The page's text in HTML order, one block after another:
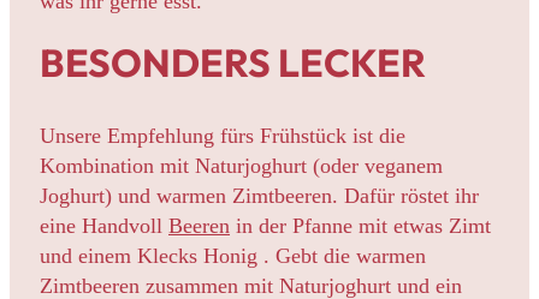
BESONDERS LECKER
Unsere Empfehlung fürs Frühstück ist die
Kombination mit Naturjoghurt (oder veganem
Joghurt) und warmen Zimtbeeren. Dafür röstet ihr
eine Handvoll Beeren in der Pfanne mit etwas Zimt
und einem Klecks Honig . Gebt die warmen
Zimtbeeren zusammen mit Naturjoghurt und ein